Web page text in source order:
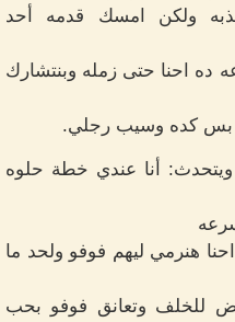
ولكن امسك قدمه أحد
احنا حتى زمله وبنتشارك
بس كده وسيب رجلي.
أنا عندي خطة حلوه
هنرمي ليهم فوفو ولحد ما
للخلف وتعانق فوفو بحب